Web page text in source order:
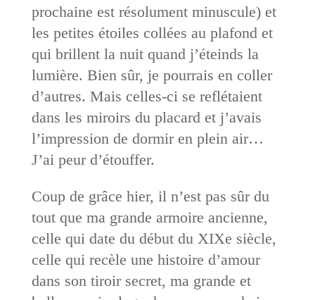
prochaine est résolument minuscule) et
les petites étoiles collées au plafond et
qui brillent la nuit quand j’éteinds la
lumière. Bien sûr, je pourrais en coller
d’autres. Mais celles-ci se reflétaient
dans les miroirs du placard et j’avais
l’impression de dormir en plein air…
J’ai peur d’étouffer.
Coup de grâce hier, il n’est pas sûr du
tout que ma grande armoire ancienne,
celle qui date du début du XIXe siècle,
celle qui recèle une histoire d’amour
dans son tiroir secret, ma grande et